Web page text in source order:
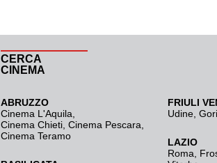
CERCA
CINEMA
ABRUZZO
Cinema L'Aquila
Cinema Chieti, Cinema Pescara,
Cinema Teramo
FRIULI
Udine
LAZIO
Roma